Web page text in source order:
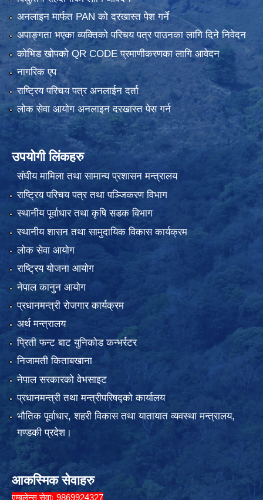
अनलाइन मार्फत PAN को दरखास्त पेश गर्ने
अपाङ्गता भएका व्यक्तिको परिचय पत्र पाउनका लागि दिने निवेदन
कोभिड खोपको QR CODE प्रमाणीकरणका लागि आवेदन
नागरिक एप
राष्ट्रिय परिचय पत्र अनलाईन दर्ता
लोक सेवा आयोग अनलाइन दरखास्त पेस गर्न
उपयोगी लिंकहरु
संघीय मामिला तथा सामान्य प्रशासन मन्त्रालय
राष्ट्रिय परिचय पत्र तथा पञ्जिकरण विभाग
स्थानीय पूर्वाधार तथा कृषि सडक विभाग
स्थानीय शासन तथा सामुदायिक विकास कार्यक्रम
लोक सेवा आयोग
राष्ट्रिय योजना आयोग
नेपाल कानुन आयोग
प्रधानमन्त्री रोजगार कार्यक्रम
अर्थ मन्त्रालय
प्रिती फन्ट बाट युनिकोड कन्भर्रटर
निजामती किताबखाना
नेपाल सरकारको वेभसाइट
प्रधानमन्त्री तथा मन्त्रीपरिषद्को कार्यालय
भौतिक पूर्वाधार, शहरी विकास तथा यातायात व्यवस्था मन्त्रालय,
गण्डकी प्रदेश।
आकस्मिक सेवाहरु
एम्बुलेन्स सेवाः 9869924327